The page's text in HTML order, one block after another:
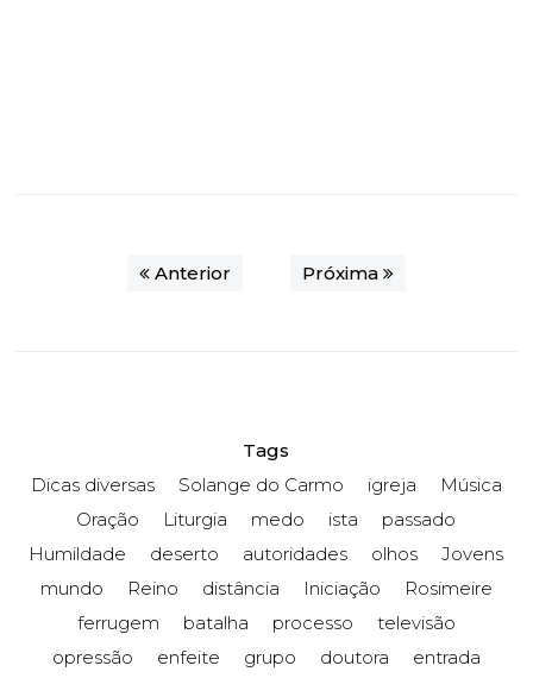
Anterior Próxima
Tags
Dicas diversas
Solange do Carmo igreja
Música
Oração
Liturgia medo ista
passado
Humildade
deserto autoridades olhos
Jovens
mundo
Reino distância Iniciação
Rosimeire
ferrugem
batalha processo
televisão
opressão
enfeite grupo doutora
entrada